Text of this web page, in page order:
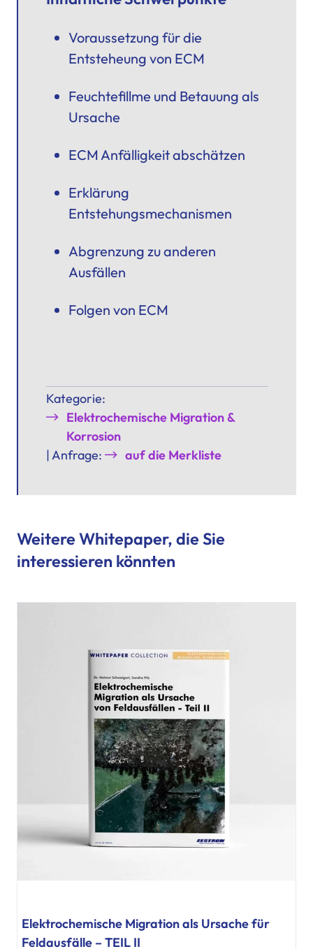
Voraussetzung für die
Entsteheung von ECM
Feuchtefillme und Betauung als
Ursache
ECM Anfälligkeit abschätzen
Erklärung
Entstehungsmechanismen
Abgrenzung zu anderen
Ausfällen
Folgen von ECM
Kategorie:
Elektrochemische Migration &
Korrosion
| Anfrage:
auf die Merkliste
Weitere Whitepaper, die Sie
interessieren könnten
Elektrochemische Migration als Ursache für
Feldausfälle – TEIL II